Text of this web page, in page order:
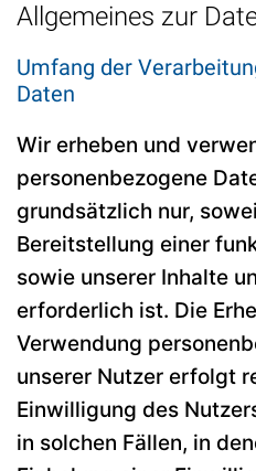
Allgemeines zur
Umfang der
Daten
Wir erheben und
personenbezogene
grundsätzlich nur,
Bereitstellung einer
sowie unserer Inhalte
erforderlich ist. Die
Verwendung
unserer Nutzer erfolgt
Einwilligung des
in solchen Fällen, in